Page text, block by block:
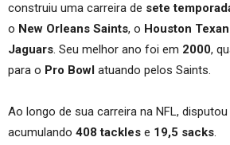
construiu uma carreira de sete
o New Orleans Saints, o Houston
Jaguars. Seu melhor ano foi em 2000,
para o Pro Bowl atuando pelos Saints.
Ao longo de sua carreira na NFL, disputou
acumulando 408 tackles e 19,5 sacks.